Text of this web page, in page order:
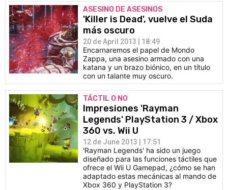
ASESINO DE ASESINOS
'Killer is Dead', vuelve el Suda
más oscuro
20 de April 2013 | 18:49
Encarnaremos el papel de Mondo
Zappa, una asesino armado con una
katana y un brazo biónico, en un título
con un talante muy oscuro.
TÁCTIL O NO
Impresiones 'Rayman
Legends' PlayStation 3 / Xbox
360 vs. Wii U
12 de June 2013 | 17:51
'Rayman Legends' ha sido un juego
diseñado para las funciones táctiles que
ofrece el Wii U Gamepad, ¿cómo se han
adaptado estas mecánicas al mando de
Xbox 360 y PlayStation 3?